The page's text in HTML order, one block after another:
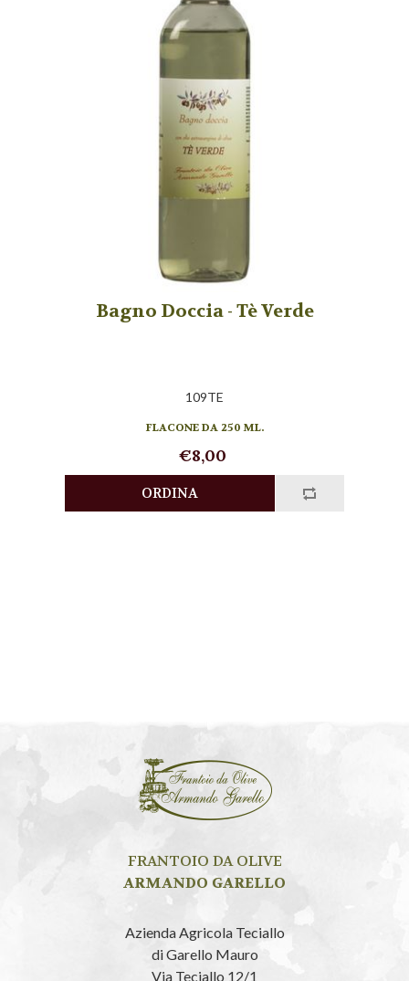
Bagno Doccia - Tè Verde
109TE
FLACONE DA 250 ML.
€8,00
FRANTOIO DA OLIVE
ARMANDO GARELLO
Azienda Agricola Teciallo
di Garello Mauro
Via Teciallo 12/1